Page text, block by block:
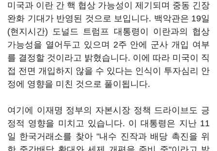
미국과 이란 간 핵 협상 가능성이 제기되며 중동 긴장
완화 기대가 반영된 것으로 보입니다. 백악관은 19일
(현지시간) 도널드 트럼프 대통령이 이란과의 협상
가능성을 열어두고 있으며 2주 안에 군사 개입 여부
를 결정할 것이라고 밝혔습니다. 이에 따라 미국이 직
접 전면 개입하지 않을 수 있다는 인식이 투자심리 안
정에 영향을 미친 것으로 풀이됩니다.
여기에 이재명 정부의 자본시장 정책 드라이브도 긍
정적 영향을 미치고 있습니다. 이 대통령은 지난 11
일 한국거래소를 찾아 "내수 진작과 배당 촉진을 위